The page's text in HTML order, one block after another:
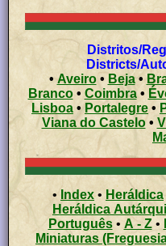
Distritos/Regiões
Districts/
•Aveiro• Beja•
Branco• Coimbra•
Lisboa • Portalegre •
Viana do Castelo•
• Index• Heráldica
Heráldica
Português• A - Z•
Miniaturas